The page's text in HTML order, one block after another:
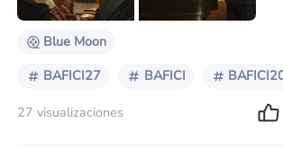
teatro, Oklahoma! con su nuevo socio.
Blue Moon
BAFICI27 BAFICI
27 visualizaciones